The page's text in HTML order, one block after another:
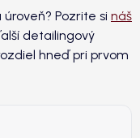
Pozrite si náš
detailingový
hneď pri prvom